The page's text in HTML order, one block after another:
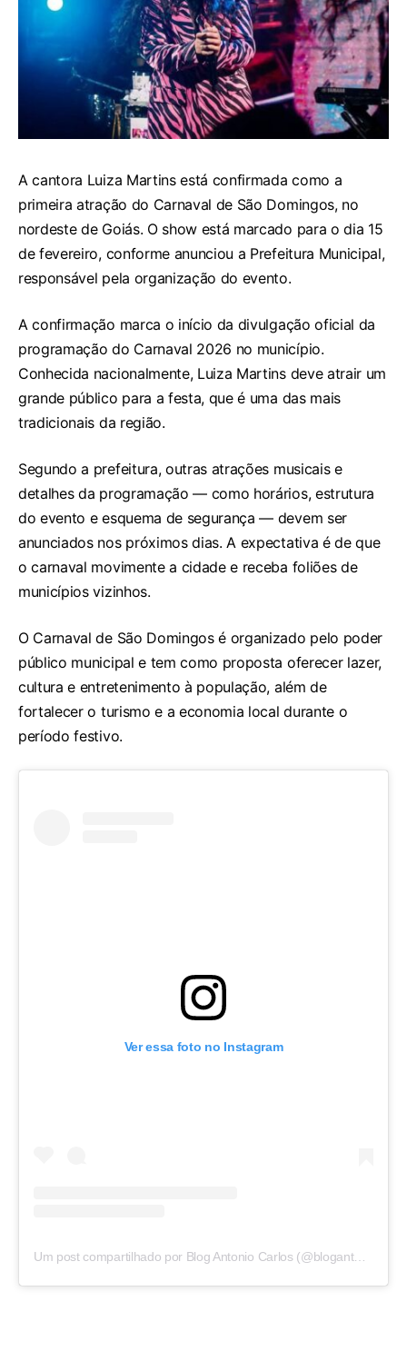
A cantora Luiza Martins está confirmada como a
primeira atração do Carnaval de São Domingos, no
nordeste de Goiás. O show está marcado para o dia 15
de fevereiro, conforme anunciou a Prefeitura Municipal,
responsável pela organização do evento.
A confirmação marca o início da divulgação oficial da
programação do Carnaval 2026 no município.
Conhecida nacionalmente, Luiza Martins deve atrair um
grande público para a festa, que é uma das mais
tradicionais da região.
Segundo a prefeitura, outras atrações musicais e
detalhes da programação — como horários, estrutura
do evento e esquema de segurança — devem ser
anunciados nos próximos dias. A expectativa é de que
o carnaval movimente a cidade e receba foliões de
municípios vizinhos.
O Carnaval de São Domingos é organizado pelo poder
público municipal e tem como proposta oferecer lazer,
cultura e entretenimento à população, além de
fortalecer o turismo e a economia local durante o
período festivo.
Ver essa foto no Instagram
Um post compartilhado por Blog Antonio Carlos (@blogantoniocarlos)